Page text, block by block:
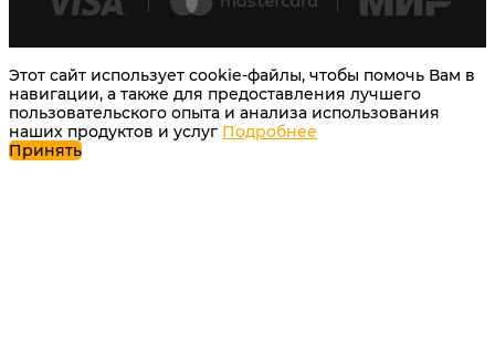
Этот сайт использует cookie-файлы, чтобы помочь Вам в
навигации, а также для предоставления лучшего
пользовательского опыта и анализа использования
наших продуктов и услуг Подробнее
Принять